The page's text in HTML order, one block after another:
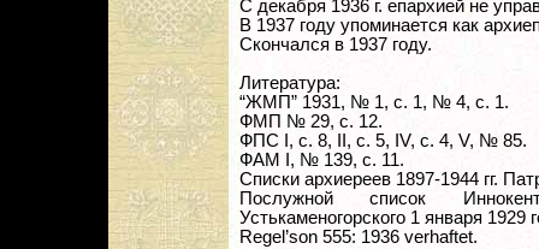
С декабря 1936 г. епархией не
В 1937 году упоминается как
Скончался в 1937 году.
Литература:
“ЖМП” 1931, № 1, с. 1, № 4, с. 1.
ФМП № 29, с. 12.
ФПС I, с. 8, II, с. 5, IV, с. 4, V, № 85.
ФАМ I, № 139, с. 11.
Списки архиереев 1897-1944 гг.
Послужной список
Устькаменогорского 1 января 1929
Regel’son 555: 1936 verhaftet.